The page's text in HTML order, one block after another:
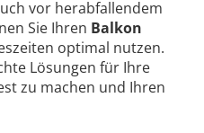
vor herabfallendem
Sie Ihren Balkon
optimal nutzen.
Lösungen für Ihre
zu machen und Ihren